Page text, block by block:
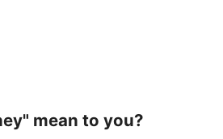
mean to you?